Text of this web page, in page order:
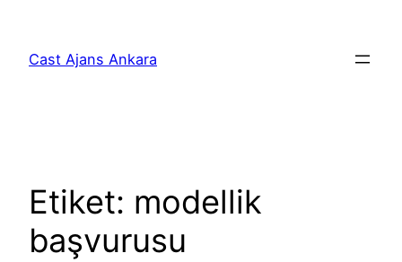
Cast Ajans Ankara
Etiket: modellik
başvurusu